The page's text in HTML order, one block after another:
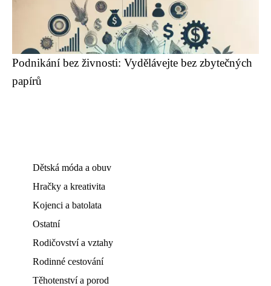
Podnikání bez živnosti: Vydělávejte bez zbytečných
papírů
Dětská móda a obuv
Hračky a kreativita
Kojenci a batolata
Ostatní
Rodičovství a vztahy
Rodinné cestování
Těhotenství a porod